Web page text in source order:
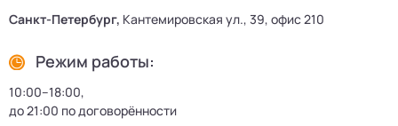
Санкт-Петербург, Кантемировская ул., 39, офис 210
Режим работы:
10:00–18:00,
до 21:00 по договорённости